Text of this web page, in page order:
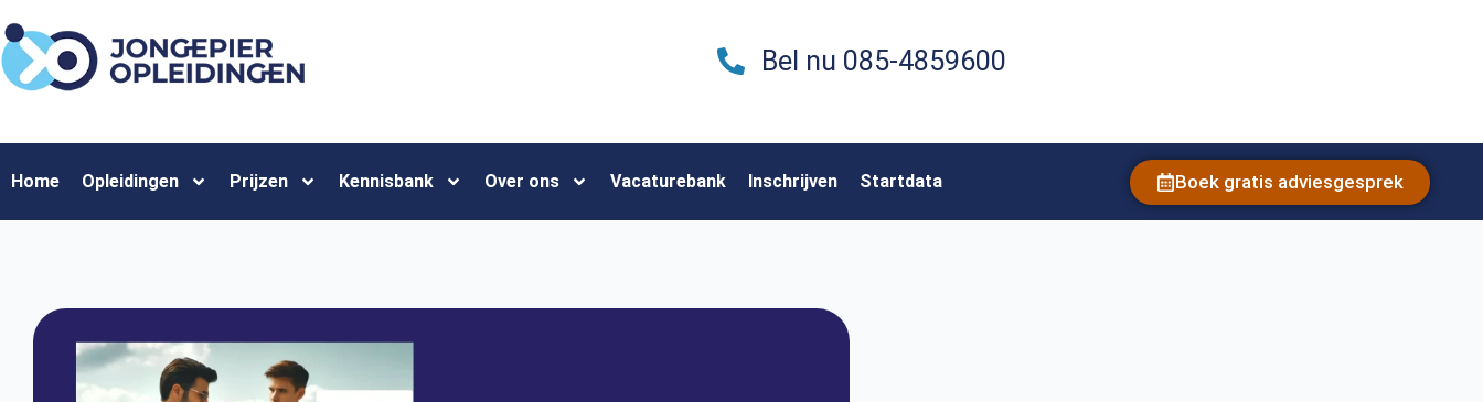
Bel nu 085-4859600
Home Opleidingen Prijzen Kennisbank Over ons Vacaturebank Inschrijven Startdata Boek gratis adviesgesprek